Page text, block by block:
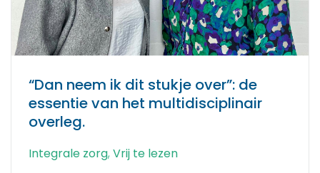
“Dan neem ik dit stukje over”: de
essentie van het multidisciplinair
overleg.
Integrale zorg, Vrij te lezen